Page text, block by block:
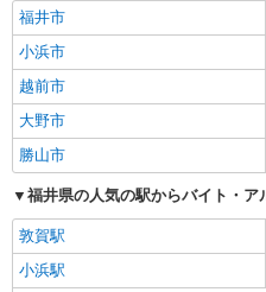
福井市
小浜市
越前市
大野市
勝山市
福井県の人気の駅からバイト・ア
敦賀駅
小浜駅